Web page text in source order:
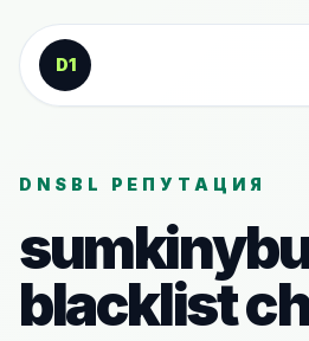
К содержанию
D1
DNSBL РЕПУТАЦИЯ
blacklist